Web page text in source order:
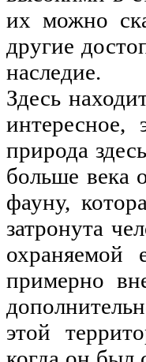
их можно
другие
наследие.
Здесь
интересное,
природа
больше века
фауну,
затронута
примерно
этой